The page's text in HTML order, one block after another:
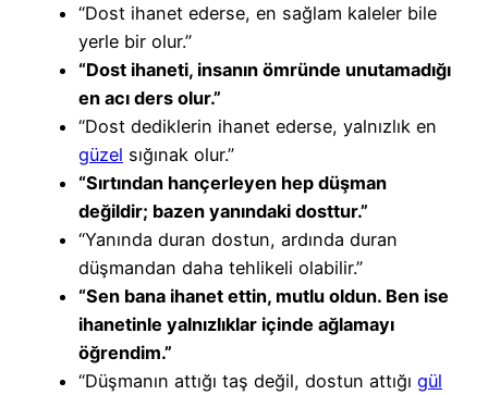
“Dost ihanet ederse, en sağlam kaleler bile
yerle bir olur.”
“Dost ihaneti, insanın ömründe unutamadığı
en acı ders olur.”
“Dost dediklerin ihanet ederse, yalnızlık en
güzel sığınak olur.”
“Sırtından hançerleyen hep düşman
değildir; bazen yanındaki dosttur.”
“Yanında duran dostun, ardında duran
düşmandan daha tehlikeli olabilir.”
“Sen bana ihanet ettin, mutlu oldun. Ben ise
ihanetinle yalnızlıklar içinde ağlamayı
öğrendim.”
“Düşmanın attığı taş değil, dostun attığı gül